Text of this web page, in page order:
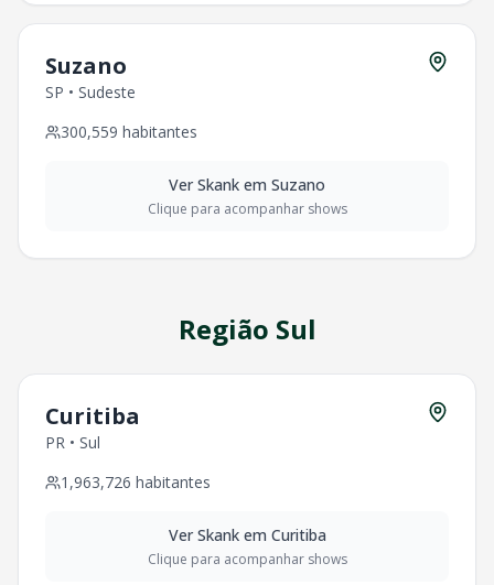
Suzano
SP • Sudeste
300,559 habitantes
VerSkank em Suzano
Clique para acompanhar shows
Região Sul
Curitiba
PR • Sul
1,963,726 habitantes
VerSkankem Curitiba
Clique para acompanhar shows